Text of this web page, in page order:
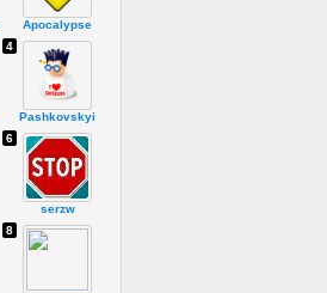
Apocalypse
Pashkovskyi
4
serzw
6
8